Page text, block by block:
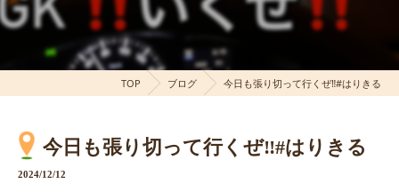
TOP ブログ 今日も張り切って行くぜ‼️#はりきる
今日も張り切って行くぜ‼️#はりきる
2024/12/12